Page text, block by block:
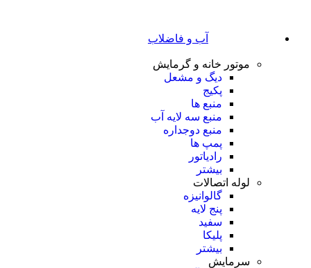
آب و فاضلاب
موتور خانه و گرمایش
دیگ و مشعل
پکیج
منبع ها
منبع سه لایه آب
منبع دوجداره
پمپ ها
رادیاتور
بیشتر
لوله اتصالات
گالوانیزه
پنج لایه
سفید
پلیکا
بیشتر
سرمایش